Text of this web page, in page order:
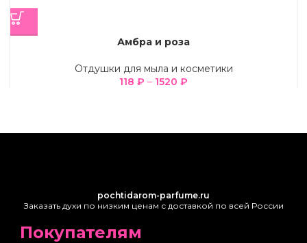
Амбра и роза
Отдушки для мыла и косметики
118 ₽ – 1520 ₽
pochtidarom-parfume.ru
Заказать духи по низким ценам с доставкой по всей России
Покупателям